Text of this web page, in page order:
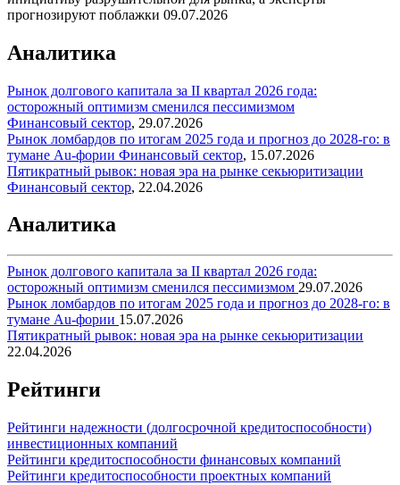
прогнозируют поблажки 09.07.2026
Аналитика
Рынок долгового капитала за II квартал 2026 года:
осторожный оптимизм сменился пессимизмом
Финансовый сектор, 29.07.2026
Рынок ломбардов по итогам 2025 года и прогноз до 2028-го: в
тумане Au-фории Финансовый сектор, 15.07.2026
Пятикратный рывок: новая эра на рынке секьюритизации
Финансовый сектор, 22.04.2026
Аналитика
Рынок долгового капитала за II квартал 2026 года:
осторожный оптимизм сменился пессимизмом 29.07.2026
Рынок ломбардов по итогам 2025 года и прогноз до 2028-го: в
тумане Au-фории 15.07.2026
Пятикратный рывок: новая эра на рынке секьюритизации
22.04.2026
Рейтинги
Рейтинги надежности (долгосрочной кредитоспособности)
инвестиционных компаний
Рейтинги кредитоспособности финансовых компаний
Рейтинги кредитоспособности проектных компаний